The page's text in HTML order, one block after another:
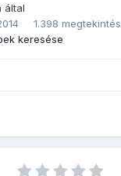
által
1.398 megtekintés
keresése